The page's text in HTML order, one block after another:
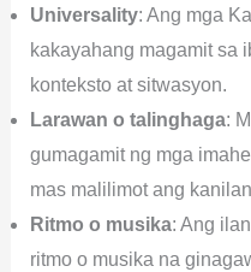
Universality: Ang mga
kakayahang magamit sa
konteksto at sitwasyon.
Larawan o talinghaga:
gumagamit ng mga
mas malilimot ang
Ritmo o musika: Ang
ritmo o musika na